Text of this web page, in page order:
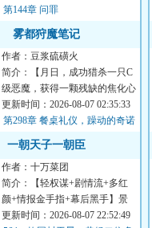
而来，成为锦城大...
第144章 问罪
雾都狩魔笔记
作者：豆浆硫磺火
简介：【月日，成功猎杀一只C
级恶魔，获得一颗残缺的焦化心
脏，灵性升华。】【月日，成功
猎杀一只温迪戈...
更新时间：2026-08-07 02:35:33
第298章 餐桌礼仪，躁动的奇诺
一朝天子一朝臣
作者：十万菜团
简介：【轻权谋+剧情流+多红
颜+情报金手指+幕后黑手】景
平元月，人间出了件大事。大周
更新时间：2026-08-07 22:52:49